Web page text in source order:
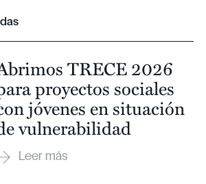
TRECE 2026
proyectos sociales
jóvenes en situación
vulnerabilidad